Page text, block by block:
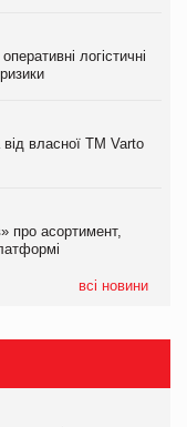
логістичні
власної ТМ Varto
про асортимент,
всі новини
про асортимент,
паучі
магазинів